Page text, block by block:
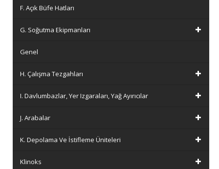
F. Açık Büfe Hatları
G. Soğutma Ekipmanları
Genel
H. Çalışma Tezgahları
I. Davlumbazlar, Yer Izgaraları, Yağ Ayırıcılar
J. Arabalar
K. Depolama Ve İstifleme Üniteleri
Klinoks